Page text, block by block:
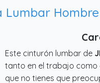
Lumbar
Este cinturón lumbar de
tanto en el trabajo como
que no tienes que